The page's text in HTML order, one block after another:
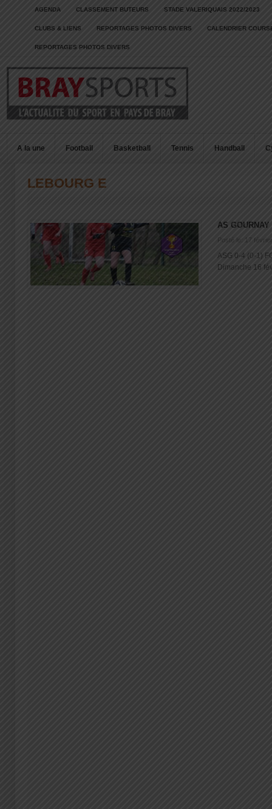
AGENDA CLASSEMENT BUTEURS STADE VALERIQUAIS 2022/2023
CLUBS & LIENS REPORTAGES PHOTOS DIVERS CALENDRIER
REPORTAGES PHOTOS DIVERS
A la une Football Basketball Tennis Handball
LEBOURG E
AS
Posté le: 17
ASG 0-4 (0-1)
Dimanche 16